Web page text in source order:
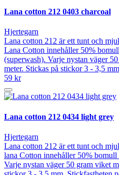
Lana cotton 212 0403 charcoal
Hjertegarn
Lana cotton 212 är ett tunt och
Lana Cotton innehåller 50%
(superwash). Varje nystan väger
meter. Stickas på stickor 3 - 3,5
59 kr
Lana cotton 212 0434 light grey
Hjertegarn
Lana cotton 212 är ett tunt och
lana Cotton innehåller 50%
Varje nystan väger 50 gram viket